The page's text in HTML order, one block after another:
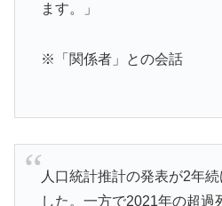
ます。」
※「関係者」との会話
人口統計推計の発表が2年
した。一方で2021年の超過